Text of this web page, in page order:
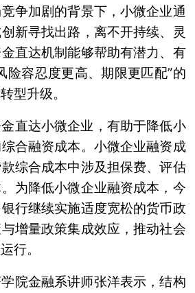
争加剧的背景下，小微企业通
新寻找出路，离不开持续、灵
直达机制能够帮助有潜力、有
险容忍度更高、期限更匹配”的
型升级。
直达小微企业，有助于降低小
合融资成本。小微企业融资成
综合成本中涉及担保费、评估
为降低小微企业融资成本，今
行继续实施适度宽松的货币政
增量政策集成效应，推动社会
行。
院金融系讲师张洋表示，结构